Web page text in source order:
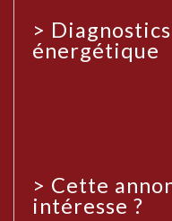
>
énergétique
> Cette
intéresse ?